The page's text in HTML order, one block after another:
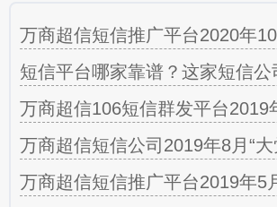
万商超信短信推广平台2020年
短信平台哪家靠谱？这家短信公
万商超信106短信群发平台2019
万商超信短信公司2019年8月“大
万商超信短信推广平台2019年5